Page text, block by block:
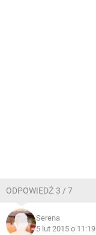
ODPOWIEDŹ 3 / 7
Serena
5 lut 2015 o 11:19